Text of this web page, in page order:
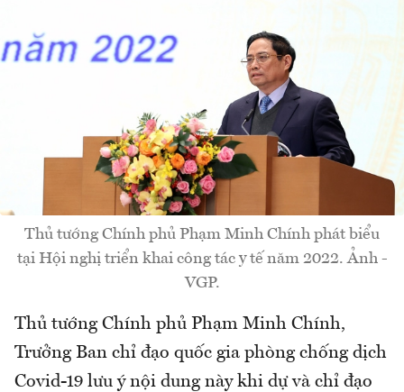
Thủ tướng Chính phủ Phạm Minh Chính phát biểu
tại Hội nghị triển khai công tác y tế năm 2022. Ảnh -
VGP.
Thủ tướng Chính phủ Phạm Minh Chính,
Trưởng Ban chỉ đạo quốc gia phòng chống dịch
Covid-19 lưu ý nội dung này khi dự và chỉ đạo